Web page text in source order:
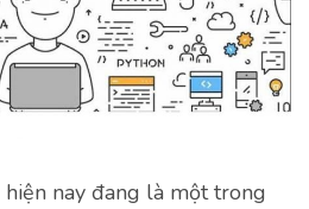
nay đang là một trong